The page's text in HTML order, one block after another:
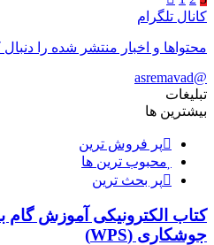
کانال تلگرام
محتواها و اخبار منتشر شده را دنبال
@asremavad
تبلیغات
بیشترین ها
پر فروش ترین
محبوب ترین ها
پر بحث ترین
کتاب الکترونیکی آموزش گام
جوشکاری (WPS)